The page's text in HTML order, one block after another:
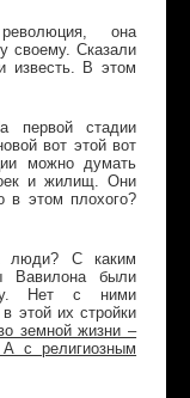
она
своему. Сказали
известь. В этом
первой стадии
вот этой вот
можно думать
и жилищ. Они
в этом плохого?
люди? С каким
Вавилона были
Нет с ними
этой их стройки
земной жизни –
с религиозным